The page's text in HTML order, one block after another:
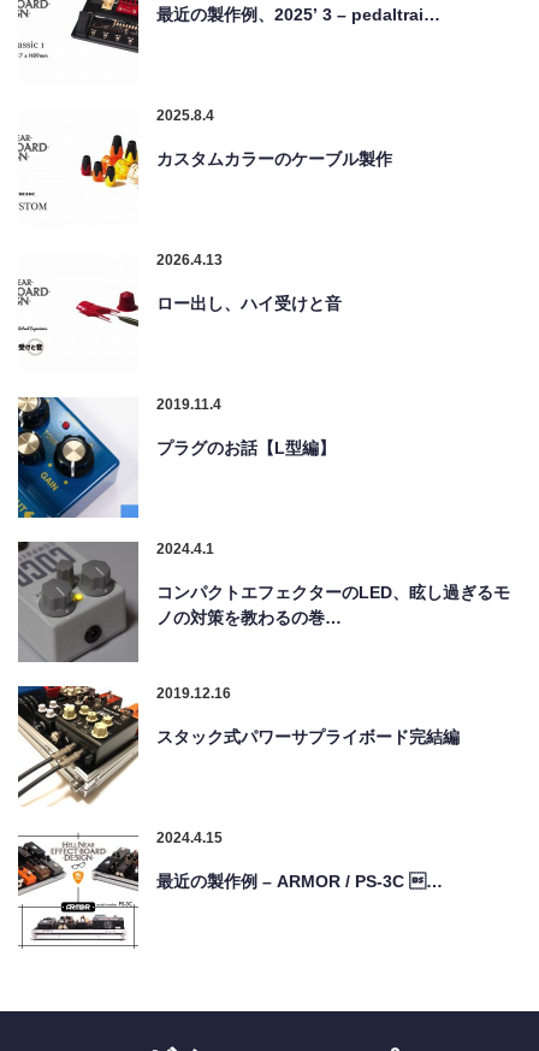
最近の製作例、2025’ 3 – pedaltrai…
2025.8.4
カスタムカラーのケーブル製作
2026.4.13
ロー出し、ハイ受けと音
2019.11.4
プラグのお話【L型編】
2024.4.1
コンパクトエフェクターのLED、眩し過ぎるモ
ノの対策を教わるの巻…
2019.12.16
スタック式パワーサプライボード完結編
2024.4.15
最近の製作例 – ARMOR / PS-3C …